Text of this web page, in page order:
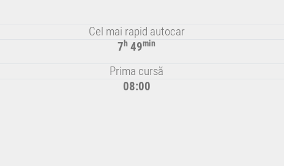
Cel mai rapid autocar
7h 49min
Prima cursă
08:00